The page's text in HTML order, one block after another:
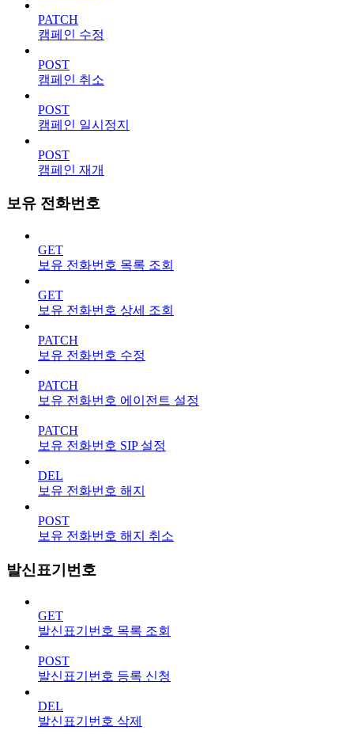
PATCH
캠페인 수정
POST
캠페인 취소
POST
캠페인 일시정지
POST
캠페인 재개
보유 전화번호
GET
보유 전화번호 목록 조회
GET
보유 전화번호 상세 조회
PATCH
보유 전화번호 수정
PATCH
보유 전화번호 에이전트 설정
PATCH
보유 전화번호 SIP 설정
DEL
보유 전화번호 해지
POST
보유 전화번호 해지 취소
발신표기번호
GET
발신표기번호 목록 조회
POST
발신표기번호 등록 신청
DEL
발신표기번호 삭제